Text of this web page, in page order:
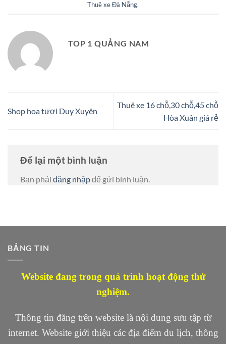
Thuê xe Đà Nẵng.
TOP 1 QUẢNG NAM
Shop hoa tươi Duy Xuyên
Thuê xe 16 chỗ,30 chỗ,45 chỗ
Hòa Xuân giá rẻ
Để lại một bình luận
Bạn phải đăng nhậpđể gửi bình luận.
BẢNG TIN
Website đang trong quá trình hoạt động thử
nghiệm.
Thông tin đăng trên website là nội dung sưu tập từ
internet. Website giới thiệu các địa điểm du lịch, thông